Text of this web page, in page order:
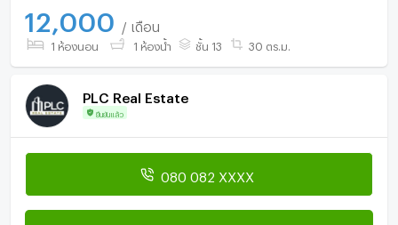
12,000 / เดือน
1 ห้องนอน 1 ห้องน้ำ ชั้น 13 30 ตร.ม.
PLC Real Estate
ยืนยันแล้ว
080 082 XXXX